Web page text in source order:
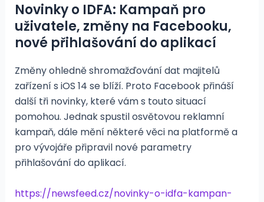
Novinky o IDFA: Kampaň pro
uživatele, změny na Facebooku,
nové přihlašování do aplikací
Změny ohledně shromažďování dat majitelů
zařízení s iOS 14 se blíží. Proto Facebook přináší
další tři novinky, které vám s touto situací
pomohou. Jednak spustil osvětovou reklamní
kampaň, dále mění některé věci na platformě a
pro vývojáře připravil nové parametry
přihlašování do aplikací.
https://newsfeed.cz/novinky-o-idfa-kampan-